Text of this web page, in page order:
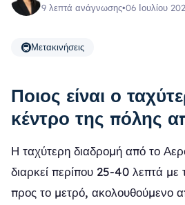
9 λεπτά ανάγνωσης•06 Ιουλίου
🚇Μετακινήσεις
Ποιος είναι ο
κέντρο της πόλης
Η ταχύτερη διαδρομή από το
διαρκεί περίπου 25-40 λεπτά
προς το μετρό, ακολουθούμενο